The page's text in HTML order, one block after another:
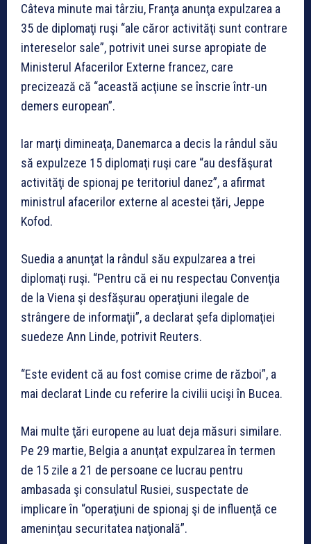
Câteva minute mai târziu, Franţa anunţa expulzarea a
35 de diplomaţi ruşi “ale căror activităţi sunt contrare
intereselor sale”, potrivit unei surse apropiate de
Ministerul Afacerilor Externe francez, care
precizează că “această acţiune se înscrie într-un
demers european”.
Iar marţi dimineaţa, Danemarca a decis la rândul său
să expulzeze 15 diplomaţi ruşi care “au desfăşurat
activităţi de spionaj pe teritoriul danez”, a afirmat
ministrul afacerilor externe al acestei ţări, Jeppe
Kofod.
Suedia a anunţat la rândul său expulzarea a trei
diplomaţi ruşi. “Pentru că ei nu respectau Convenţia
de la Viena şi desfăşurau operaţiuni ilegale de
strângere de informaţii”, a declarat şefa diplomaţiei
suedeze Ann Linde, potrivit Reuters.
“Este evident că au fost comise crime de război”, a
mai declarat Linde cu referire la civilii ucişi în Bucea.
Mai multe ţări europene au luat deja măsuri similare.
Pe 29 martie, Belgia a anunţat expulzarea în termen
de 15 zile a 21 de persoane ce lucrau pentru
ambasada şi consulatul Rusiei, suspectate de
implicare în “operaţiuni de spionaj şi de influenţă ce
ameninţau securitatea naţională”.